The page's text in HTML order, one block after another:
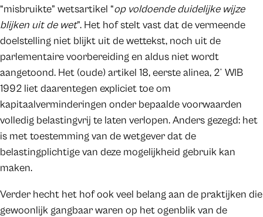
“misbruikte” wetsartikel “op voldoende duidelijke wijze
blijken uit de wet”. Het hof stelt vast dat de vermeende
doelstelling niet blijkt uit de wettekst, noch uit de
parlementaire voorbereiding en aldus niet wordt
aangetoond. Het (oude) artikel 18, eerste alinea, 2° WIB
1992 liet daarentegen expliciet toe om
kapitaalverminderingen onder bepaalde voorwaarden
volledig belastingvrij te laten verlopen. Anders gezegd: het
is met toestemming van de wetgever dat de
belastingplichtige van deze mogelijkheid gebruik kan
maken.
Verder hecht het hof ook veel belang aan de praktijken die
gewoonlijk gangbaar waren op het ogenblik van de